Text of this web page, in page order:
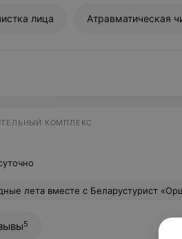
лица Атравматическая
КОМПЛЕКС
филиала «Оршаводоканал» в блистательном Санкт-Петербурге. Два дня в этом прекрасном городе пролетели как одно мгновение. Эмоции от красоты и величия города переполняли всех. Огромное спасибо Туристско-оздоровительному комплексу
5